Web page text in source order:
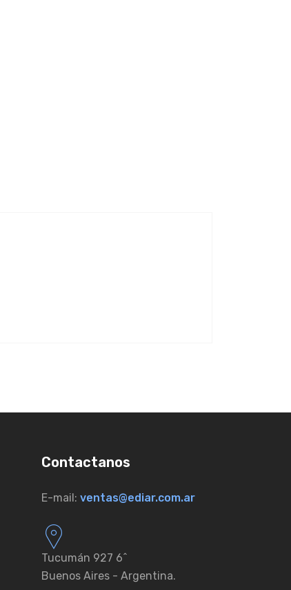
Contactanos
E-mail: ventas@ediar.com.ar
Tucumán 927 6ˆ
Buenos Aires - Argentina.